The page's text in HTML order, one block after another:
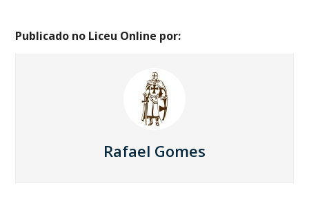
Publicado no Liceu Online por:
Rafael Gomes